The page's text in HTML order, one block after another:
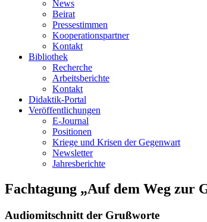
News
Beirat
Pressestimmen
Kooperationspartner
Kontakt
Bibliothek
Recherche
Arbeitsberichte
Kontakt
Didaktik-Portal
Veröffentlichungen
E­-Journal
Positionen
Kriege und Krisen der Gegenwart
Newsletter
Jahresberichte
Fachtagung „Auf dem Weg zur
Audiomitschnitt der Grußworte